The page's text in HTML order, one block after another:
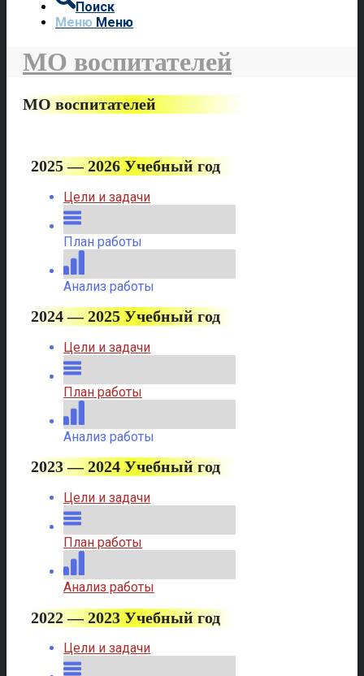
Поиск
Меню Меню
МО воспитателей
МО воспитателей
2025 — 2026 Учебный год
Цели и задачи
План работы
Анализ работы
2024 — 2025 Учебный год
Цели и задачи
План работы
Анализ работы
2023 — 2024 Учебный год
Цели и задачи
План работы
Анализ работы
2022 — 2023 Учебный год
Цели и задачи